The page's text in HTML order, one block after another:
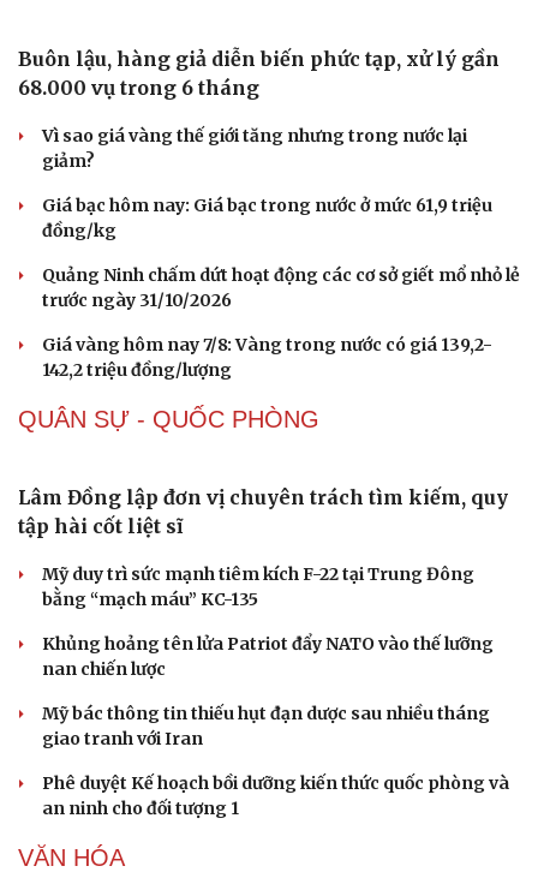
Sức khỏe
Dinh dưỡng - món ngon
Cây thuốc
Sản phụ khoa
Nam khoa
Làm đẹp - giảm cân
Ăn sạch sống khỏe
Đời sống
Blog
Buôn lậu, hàng giả diễn biến phức tạp, xử lý gần
68.000 vụ trong 6 tháng
giảm?
đồng/kg
Quảng Ninh chấm dứt hoạt động các cơ sở giết mổ nhỏ lẻ
Giá vàng hôm nay 7/8: Vàng trong nước có giá 139,2-
QUÂN SỰ - QUỐC PHÒNG
Lâm Đồng lập đơn vị chuyên trách tìm kiếm, quy
tập hài cốt liệt sĩ
bằng “mạch máu” KC-135